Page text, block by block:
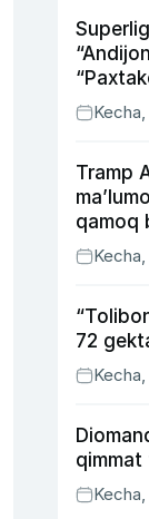
bahsda
chiqardi
Kecha,
Tramp
qamoq
72
Kecha,